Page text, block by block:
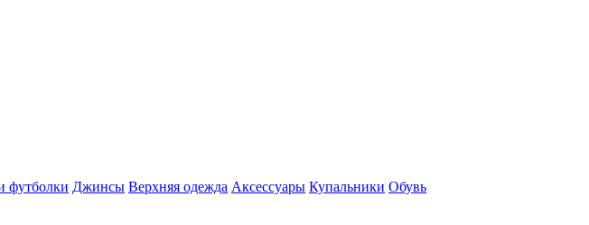
футболки Джинсы Верхняя одежда Аксесcуары Купальники Обувь